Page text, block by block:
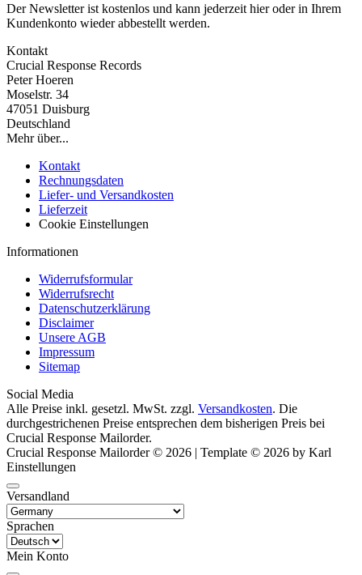
Der Newsletter ist kostenlos und kann jederzeit hier oder in Ihrem
Kundenkonto wieder abbestellt werden.
Kontakt
Crucial Response Records
Peter Hoeren
Moselstr. 34
47051 Duisburg
Deutschland
Mehr über...
Kontakt
Rechnungsdaten
Liefer- und Versandkosten
Lieferzeit
Cookie Einstellungen
Informationen
Widerrufsformular
Widerrufsrecht
Datenschutzerklärung
Disclaimer
Unsere AGB
Impressum
Sitemap
Social Media
Alle Preise inkl. gesetzl. MwSt. zzgl. Versandkosten. Die
durchgestrichenen Preise entsprechen dem bisherigen Preis bei
Crucial Response Mailorder.
Crucial Response Mailorder © 2026 | Template © 2026 by Karl
Einstellungen
Versandland
Sprachen
Mein Konto